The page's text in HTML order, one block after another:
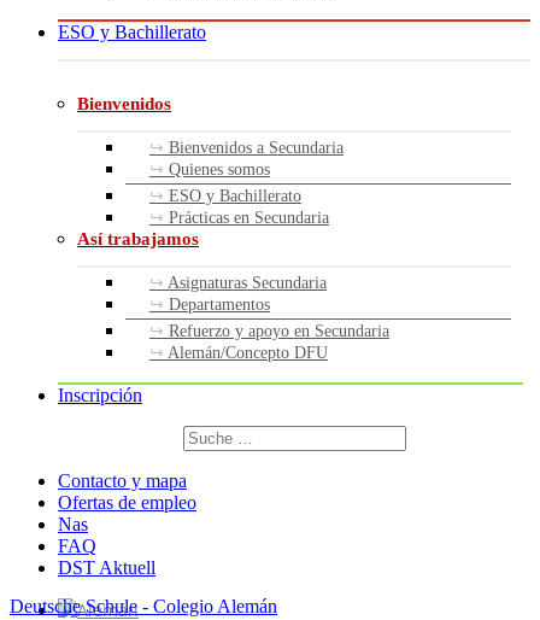
ESO y Bachillerato
Bienvenidos
Bienvenidos a Secundaria
Quienes somos
ESO y Bachillerato
Prácticas en Secundaria
Así trabajamos
Asignaturas Secundaria
Departamentos
Refuerzo y apoyo en Secundaria
Alemán/Concepto DFU
Inscripción
Buscar
por:
Contacto y mapa
Ofertas de empleo
Nas
FAQ
DST Aktuell
Deutsche Schule - Colegio Alemán